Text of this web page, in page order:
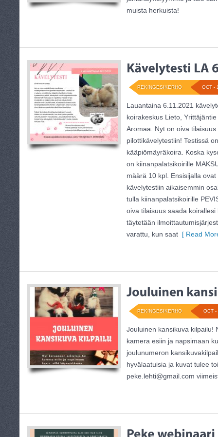
muista herkuista!
OCT -
PEKINGESIKERHO
Lauantaina 6.11.2021
koirakeskus Lieto,
Aromaa. Nyt on oiva
pilottikävelytestiin! Testissä
kääpiömäyräkoira. Koska
on kiinanpalatsikoirille
määrä 10 kpl. Ensisijalla
kävelytestiin aikaisemmin
tulla kiinanpalatsikoirille
oiva tilaisuus saada
täytetään
varattu, kun saat [ Read
OCT
PEKINGESIKERHO
Jouluinen kansikuva kilpailu!
kamera esiin ja napsimaan
joulunumeron
hyvälaatuisia ja kuvat tulee
peke.lehti@gmail.com